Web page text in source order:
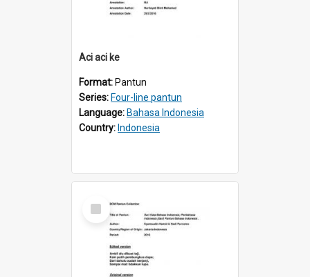
Aci aci ke
Format: Pantun
Series: Four-line pantun
Language: Bahasa Indonesia
Country: Indonesia
Select
Item